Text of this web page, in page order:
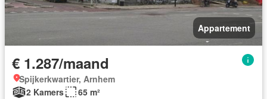
Appartement
€ 1.287/maand
Spijkerkwartier, Arnhem
2 Kamers
65 m²